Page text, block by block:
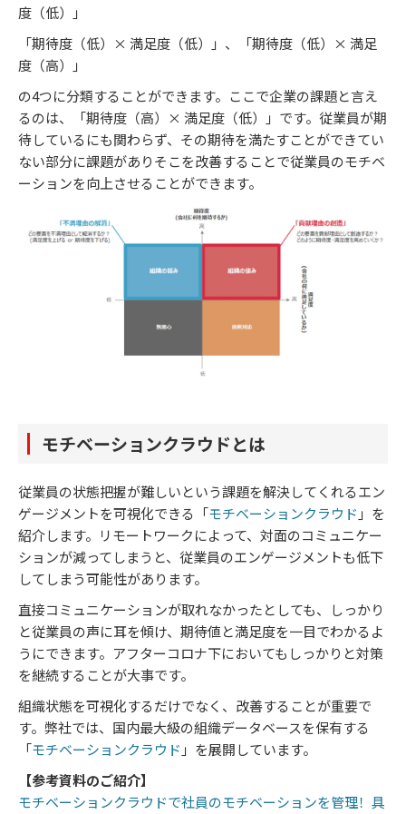
度（低）」
「期待度（低）× 満足度（低）」、「期待度（低）× 満足
度（高）」
の4つに分類することができます。ここで企業の課題と言え
るのは、「期待度（高）× 満足度（低）」です。従業員が期
待しているにも関わらず、その期待を満たすことができてい
ない部分に課題がありそこを改善することで従業員のモチベ
ーションを向上させることができます。
モチベーションクラウドとは
従業員の状態把握が難しいという課題を解決してくれるエン
ゲージメントを可視化できる「モチベーションクラウド 」を
紹介します。リモートワークによって、対面のコミュニケー
ションが減ってしまうと、従業員のエンゲージメントも低下
してしまう可能性があります。
直接コミュニケーションが取れなかったとしても、しっかり
と従業員の声に耳を傾け、期待値と満足度を一目でわかるよ
うにできます。アフターコロナ下においてもしっかりと対策
を継続することが大事です。
組織状態を可視化するだけでなく、改善することが重要で
す。弊社では、国内最大級の組織データベースを保有する
「モチベーションクラウド 」を展開しています。
【参考資料のご紹介】
モチベーションクラウドで社員のモチベーションを管理！具